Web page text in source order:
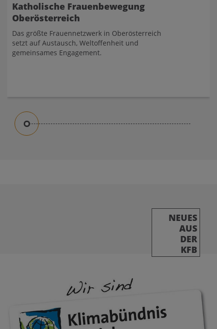
Katholische Frauenbewegung
Oberösterreich
Das größte Frauennetzwerk in Oberösterreich
setzt auf Austausch, Weltoffenheit und
gemeinsames Engagement.
NEUES
AUS
DER
KFB